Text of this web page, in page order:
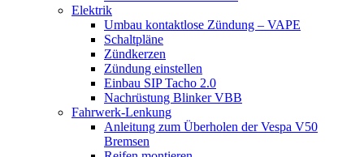
Elektrik
Umbau kontaktlose Zündung – VAPE
Schaltpläne
Zündkerzen
Zündung einstellen
Einbau SIP Tacho 2.0
Nachrüstung Blinker VBB
Fahrwerk-Lenkung
Anleitung zum Überholen der Vespa V50
Bremsen